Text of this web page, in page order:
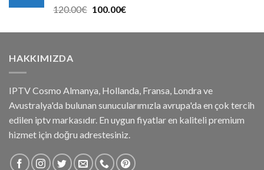
5 üzerinden
120.00€ Orijinal
120.00€.
100.00€Şu
fiyat:
HAKKIMIZDA
IPTV Cosmo Almanya, Hollanda, Fransa, Londra ve
Avustralya'da bulunan sunucularımızla avrupa'da en çok tercih
edilen iptv markasıdır. En uygun fiyatlar en kaliteli premium
hizmet için doğru adrestesiniz.